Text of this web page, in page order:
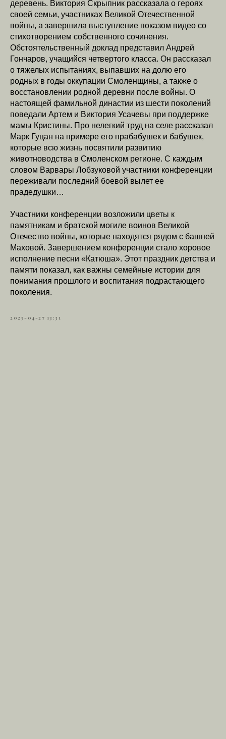
деревень. Виктория Скрыпник рассказала о героях
своей семьи, участниках Великой Отечественной
войны, а завершила выступление показом видео со
стихотворением собственного сочинения.
Обстоятельственный доклад представил Андрей
Гончаров, учащийся четвертого класса. Он рассказал
о тяжелых испытаниях, выпавших на долю его
родных в годы оккупации Смоленщины, а также о
восстановлении родной деревни после войны. О
настоящей фамильной династии из шести поколений
поведали Артем и Виктория Усачевы при поддержке
мамы Кристины. Про нелегкий труд на селе рассказал
Марк Гуцан на примере его прабабушек и бабушек,
которые всю жизнь посвятили развитию
животноводства в Смоленском регионе. С каждым
словом Варвары Лобзуковой участники конференции
переживали последний боевой вылет ее
прадедушки…
Участники конференции возложили цветы к
памятникам и братской могиле воинов Великой
Отечество войны, которые находятся рядом с башней
Маховой. Завершением конференции стало хоровое
исполнение песни «Катюша». Этот праздник детства и
памяти показал, как важны семейные истории для
понимания прошлого и воспитания подрастающего
поколения.
2025-04-27 13:31